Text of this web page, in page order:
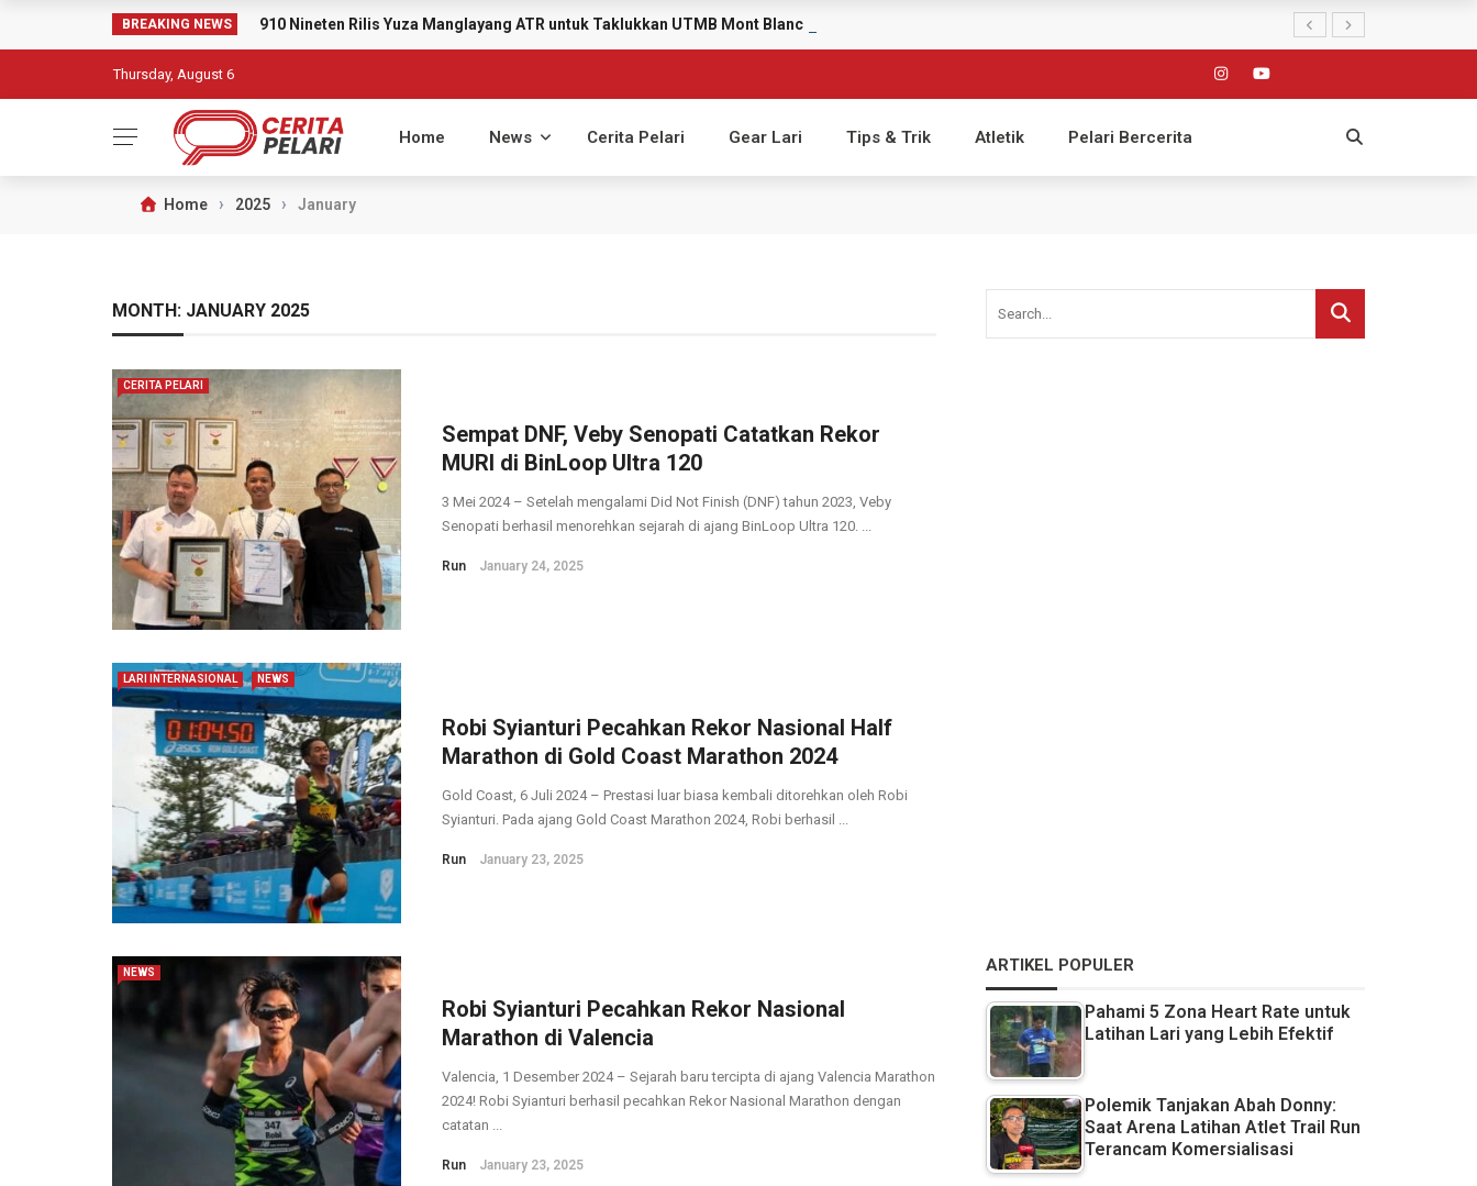
BREAKING NEWS 910 Nineten Rilis Yuza Manglayang ATR untuk Taklukkan UTMB Mont Blanc 2026
Thursday, August 6
Home News Cerita Pelari Gear Lari Tips & Trik Atletik Pelari Bercerita
Home › 2025 › January
MONTH: JANUARY 2025
CERITA PELARI
Sempat DNF, Veby Senopati Catatkan Rekor
MURI di BinLoop Ultra 120
3 Mei 2024 – Setelah mengalami Did Not Finish (DNF) tahun 2023, Veby
Senopati berhasil menorehkan sejarah di ajang BinLoop Ultra 120. ...
Run January 24, 2025
LARI INTERNASIONAL NEWS
Robi Syianturi Pecahkan Rekor Nasional Half
Marathon di Gold Coast Marathon 2024
Gold Coast, 6 Juli 2024 – Prestasi luar biasa kembali ditorehkan oleh Robi
Syianturi. Pada ajang Gold Coast Marathon 2024, Robi berhasil ...
Run January 23, 2025
NEWS
Robi Syianturi Pecahkan Rekor Nasional
Marathon di Valencia
Valencia, 1 Desember 2024 – Sejarah baru tercipta di ajang Valencia Marathon
2024! Robi Syianturi berhasil pecahkan Rekor Nasional Marathon dengan
catatan ...
Run January 23, 2025
ARTIKEL POPULER
Pahami 5 Zona Heart Rate untuk
Latihan Lari yang Lebih Efektif
Polemik Tanjakan Abah Donny:
Saat Arena Latihan Atlet Trail Run
Terancam Komersialisasi